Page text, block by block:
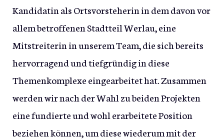
Kandidatin als Ortsvorsteherin in dem davon vor
allem betroffenen Stadtteil Werlau, eine
Mitstreiterin in unserem Team, die sich bereits
hervorragend und tiefgründig in diese
Themenkomplexe eingearbeitet hat. Zusammen
werden wir nach der Wahl zu beiden Projekten
eine fundierte und wohl erarbeitete Position
beziehen können, um diese wiederum mit der